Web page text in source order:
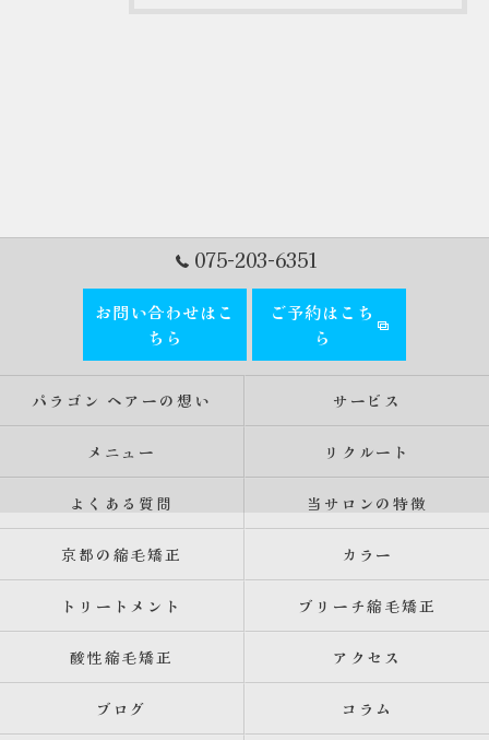
075-203-6351
お問い合わせはこ
ちら
ご予約はこち
ら
パラゴン ヘアーの想い サービス
メニュー リクルート
よくある質問 当サロンの特徴
京都の縮毛矯正 カラー
トリートメント ブリーチ縮毛矯正
酸性縮毛矯正 アクセス
ブログ コラム